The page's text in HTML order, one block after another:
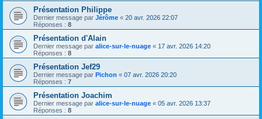
Présentation Philippe
Dernier message par Jérôme « 20 avr. 2026 22:07
Réponses : 8
Présentation d'Alain
Dernier message par alice-sur-le-nuage « 17 avr. 2026 14:20
Réponses : 8
Présentation Jef29
Dernier message par Pichon « 07 avr. 2026 20:20
Réponses : 7
Présentation Joachim
Dernier message par alice-sur-le-nuage « 05 avr. 2026 13:37
Réponses : 8